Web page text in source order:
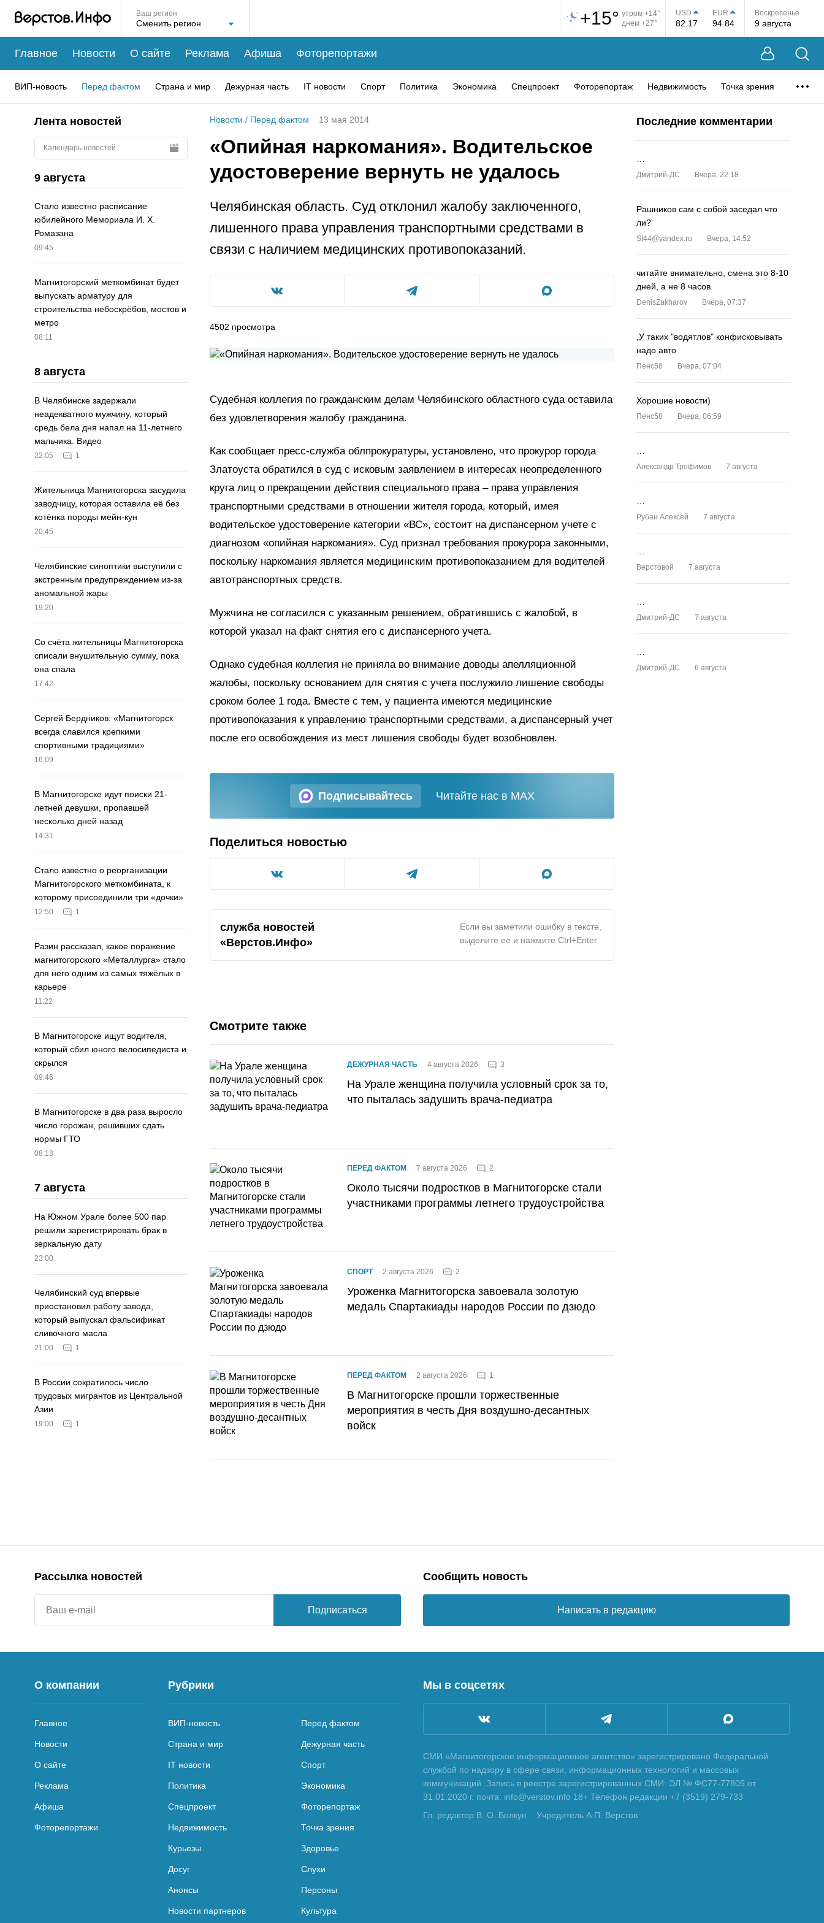
Ваш регион +15° утром +14°
днем +27°
USD
82.17
EUR
94.84
Воскресенье
9 августа
Главное Новости О сайте Реклама Афиша Фоторепортажи
ВИП-новость Перед фактом Страна и мир Дежурная часть IT новости Спорт Политика Экономика Спецпроект Фоторепортаж Недвижимость Точка зрения
Лента новостей
Календарь новостей
9 августа
Стало известно расписание
юбилейного Мемориала И. Х.
Ромазана
09:45
Магнитогорский меткомбинат будет
выпускать арматуру для
строительства небоскрёбов, мостов и
метро
08:11
8 августа
В Челябинске задержали
неадекватного мужчину, который
средь бела дня напал на 11-летнего
мальчика. Видео
22:05 1
Жительница Магнитогорска засудила
заводчицу, которая оставила её без
котёнка породы мейн-кун
20:45
Челябинские синоптики выступили с
экстренным предупреждением из-за
аномальной жары
19:20
Со счёта жительницы Магнитогорска
списали внушительную сумму, пока
она спала
17:42
Сергей Бердников: «Магнитогорск
всегда славился крепкими
спортивными традициями»
16:09
В Магнитогорске идут поиски 21-
летней девушки, пропавшей
несколько дней назад
14:31
Стало известно о реорганизации
Магнитогорского меткомбината, к
которому присоединили три «дочки»
12:50 1
Разин рассказал, какое поражение
магнитогорского «Металлурга» стало
для него одним из самых тяжёлых в
карьере
11:22
В Магнитогорске ищут водителя,
который сбил юного велосипедиста и
скрылся
09:46
В Магнитогорске в два раза выросло
число горожан, решивших сдать
нормы ГТО
08:13
7 августа
На Южном Урале более 500 пар
решили зарегистрировать брак в
зеркальную дату
23:00
Челябинский суд впервые
приостановил работу завода,
который выпускал фальсификат
сливочного масла
21:00 1
В России сократилось число
трудовых мигрантов из Центральной
Азии
19:00 1
Новости / Перед фактом 13 мая 2014
«Опийная наркомания». Водительское
удостоверение вернуть не удалось
Челябинская область. Суд отклонил жалобу заключенного,
лишенного права управления транспортными средствами в
связи с наличием медицинских противопоказаний.
4502 просмотра
Судебная коллегия по гражданским делам Челябинского областного суда оставила
без удовлетворения жалобу гражданина.
Как сообщает пресс-служба облпрокуратуры, установлено, что прокурор города
Златоуста обратился в суд с исковым заявлением в интересах неопределенного
круга лиц о прекращении действия специального права – права управления
транспортными средствами в отношении жителя города, который, имея
водительское удостоверение категории «ВС», состоит на диспансерном учете с
диагнозом «опийная наркомания». Суд признал требования прокурора законными,
поскольку наркомания является медицинским противопоказанием для водителей
автотранспортных средств.
Мужчина не согласился с указанным решением, обратившись с жалобой, в
которой указал на факт снятия его с диспансерного учета.
Однако судебная коллегия не приняла во внимание доводы апелляционной
жалобы, поскольку основанием для снятия с учета послужило лишение свободы
сроком более 1 года. Вместе с тем, у пациента имеются медицинские
противопоказания к управлению транспортными средствами, а диспансерный учет
после его освобождения из мест лишения свободы будет возобновлен.
Подписывайтесь Читайте нас в MAX
Поделиться новостью
служба новостей
«Верстов.Инфо»
Если вы заметили ошибку в тексте,
выделите ее и нажмите Ctrl+Enter
Смотрите также
ДЕЖУРНАЯ ЧАСТЬ 4 августа 2026 3
На Урале женщина получила условный срок за то,
что пыталась задушить врача-педиатра
ПЕРЕД ФАКТОМ 7 августа 2026 2
Около тысячи подростков в Магнитогорске стали
участниками программы летнего трудоустройства
СПОРТ 2 августа 2026 2
Уроженка Магнитогорска завоевала золотую
медаль Спартакиады народов России по дзюдо
ПЕРЕД ФАКТОМ 2 августа 2026 1
В Магнитогорске прошли торжественные
мероприятия в честь Дня воздушно-десантных
войск
Последние комментарии
Дмитрий-ДС Вчера, 22:18
Рашников сам с собой заседал что
ли?
St44@yandex.ru Вчера, 14:52
читайте внимательно, смена это 8-10
дней, а не 8 часов.
DenisZakharov Вчера, 07:37
,У таких "водятлов" конфисковывать
надо авто
Пенс58 Вчера, 07:04
Хорошие новости)
Пенс58 Вчера, 06:59
Александр Трофимов 7 августа
Рубан Алексей 7 августа
Верстовой 7 августа
Дмитрий-ДС 7 августа
Дмитрий-ДС 6 августа
Рассылка новостей
Подписаться
Сообщить новость
Написать в редакцию
О компании
Главное
Новости
О сайте
Реклама
Афиша
Фоторепортажи
Рубрики
ВИП-новость Перед фактом
Страна и мир Дежурная часть
IT новости Спорт
Политика Экономика
Спецпроект Фоторепортаж
Недвижимость Точка зрения
Курьезы Здоровье
Досуг Слухи
Анонсы Персоны
Новости партнеров Культура
Мы в соцсетях
СМИ «Магнитогорское информационное агентство» зарегистрировано Федеральной
службой по надзору в сфере связи, информационных технологий и массовых
коммуникаций. Запись в реестре зарегистрированных СМИ: ЭЛ № ФС77-77805 от
31.01.2020 г. почта: info@verstov.info 18+ Телефон редакции +7 (3519) 279-733
Гл. редактор В. О. Болкун
Учредитель А.П. Верстов